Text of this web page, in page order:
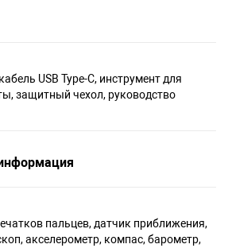
USB Type-C, инструмент для
защитный чехол, руководство
пальцев, датчик приближения,
акселерометр, компас, барометр,